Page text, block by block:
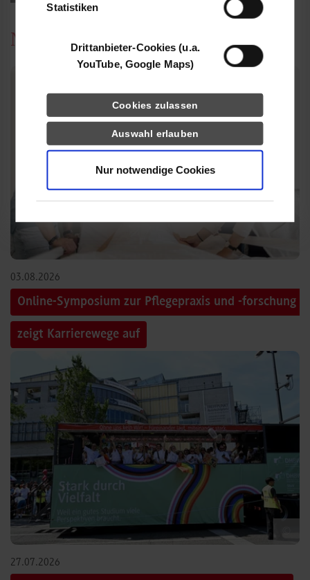
Statistiken
Drittanbieter-Cookies (u.a.
YouTube, Google Maps)
Cookies zulassen
Auswahl erlauben
Nur notwendige Cookies
News
03.08.2026
Online-Symposium zur Pflegepraxis und -forschung
zeigt Karrierewege auf
27.07.2026